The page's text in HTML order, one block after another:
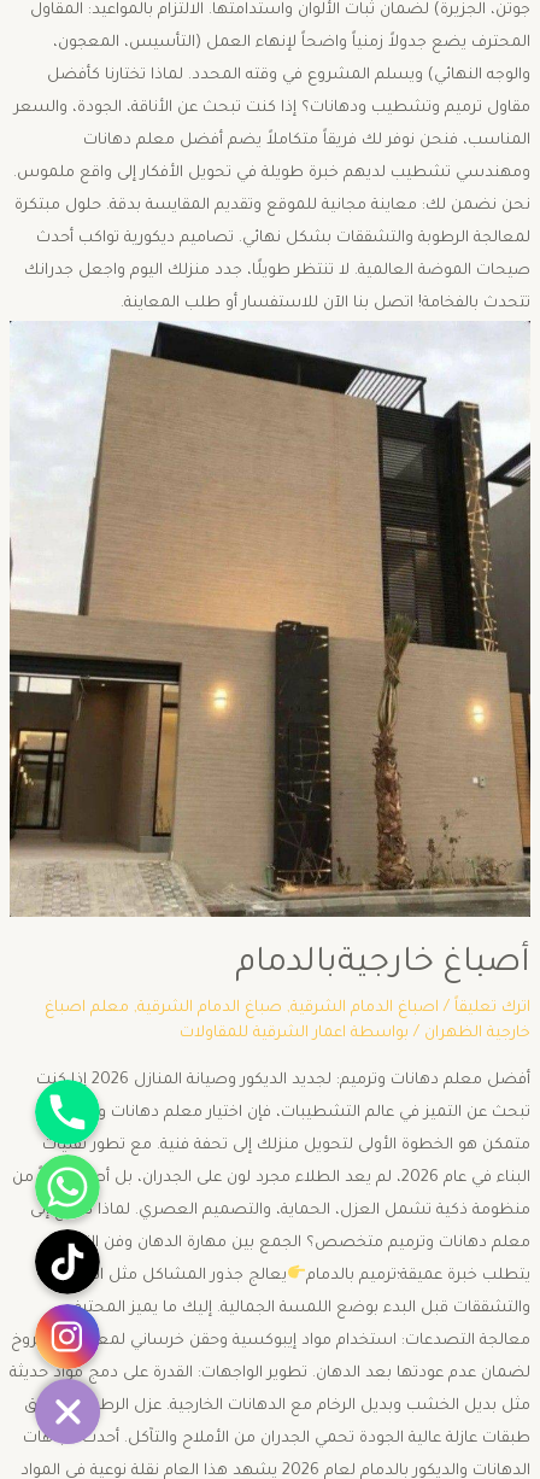
جوتن، الجزيرة) لضمان ثبات الألوان واستدامتها. ​الالتزام بالمواعيد: المقاول
المحترف يضع جدولاً زمنياً واضحاً لإنهاء العمل (التأسيس، المعجون،
والوجه النهائي) ويسلم المشروع في وقته المحدد. ​لماذا تختارنا كأفضل
مقاول ترميم وتشطيب ودهانات؟ ​إذا كنت تبحث عن الأناقة، الجودة، والسعر
المناسب، فنحن نوفر لك فريقاً متكاملاً يضم أفضل معلم دهانات
ومهندسي تشطيب لديهم خبرة طويلة في تحويل الأفكار إلى واقع ملموس.
نحن نضمن لك: ​معاينة مجانية للموقع وتقديم المقايسة بدقة. ​حلول مبتكرة
لمعالجة الرطوبة والتشققات بشكل نهائي. ​تصاميم ديكورية تواكب أحدث
صيحات الموضة العالمية. ​لا تنتظر طويلًا، جدد منزلك اليوم واجعل جدرانك
تتحدث بالفخامة! اتصل بنا الآن للاستفسار أو طلب المعاينة.
أصباغ خارجيةبالدمام
اترك تعليقاً / اصباغ الدمام الشرقية, صباغ الدمام الشرقية, معلم اصباغ
خارجية الظهران / بواسطة اعمار الشرقية للمقاولات
أفضل معلم دهانات وترميم: لجديد الديكور وصيانة المنازل 2026 ​إذا كنت
تبحث عن التميز في عالم التشطيبات، فإن اختيار معلم دهانات وترميم
متمكن هو الخطوة الأولى لتحويل منزلك إلى تحفة فنية. مع تطور تقنيات
البناء في عام 2026، لم يعد الطلاء مجرد لون على الجدران، بل أصبح جزءاً من
منظومة ذكية تشمل العزل، الحماية، والتصميم العصري. ​لماذا تحتاج إلى
معلم دهانات وترميم متخصص؟ ​الجمع بين مهارة الدهان وفن الترميم
يتطلب خبرة عميقة؛ترميم بالدمام
يعالج جذور المشاكل مثل الرطوبة
والتشققات قبل البدء بوضع اللمسة الجمالية. إليك ما يميز المحترف: ​
معالجة التصدعات: استخدام مواد إيبوكسية وحقن خرساني لمعالجة الشروخ
لضمان عدم عودتها بعد الدهان. ​تطوير الواجهات: القدرة على دمج مواد حديثة
مثل بديل الخشب وبديل الرخام مع الدهانات الخارجية. ​عزل الرطوبة: تطبيق
طبقات عازلة عالية الجودة تحمي الجدران من الأملاح والتآكل. ​أحدث اتجاهات
الدهانات والديكور بالدمام لعام 2026 ​يشهد هذا العام نقلة نوعية في المواد
جوال
واتساب
تيك توك
انستقرام